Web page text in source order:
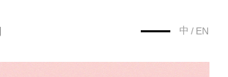
中 / EN